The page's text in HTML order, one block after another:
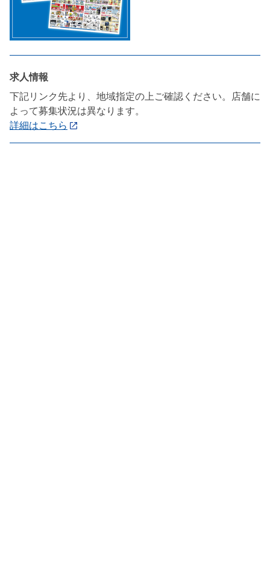
求人情報
下記リンク先より、地域指定の上ご確認ください。店舗に
よって募集状況は異なります。
詳細はこちら